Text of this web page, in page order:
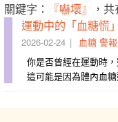
關鍵字： 『嚇壞』
，
運動中的「血糖慌
2026-02-24 血糖 警報
你是否曾經在運動時
這可能是因為體內血